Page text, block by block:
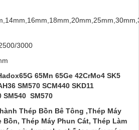
3000
65G 65Mn 65Ge 42CrMo4 SK5
SM570 SCM440 SKD11
SM540 SM570
Thép Bồn Bê Tông ,Thép Máy
Bồn, Thép Máy Phun Cát, Thép Làm